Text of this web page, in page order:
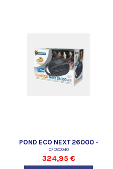
POND ECO NEXT 26000 -
SUPERFISH
07080040
324,95 €